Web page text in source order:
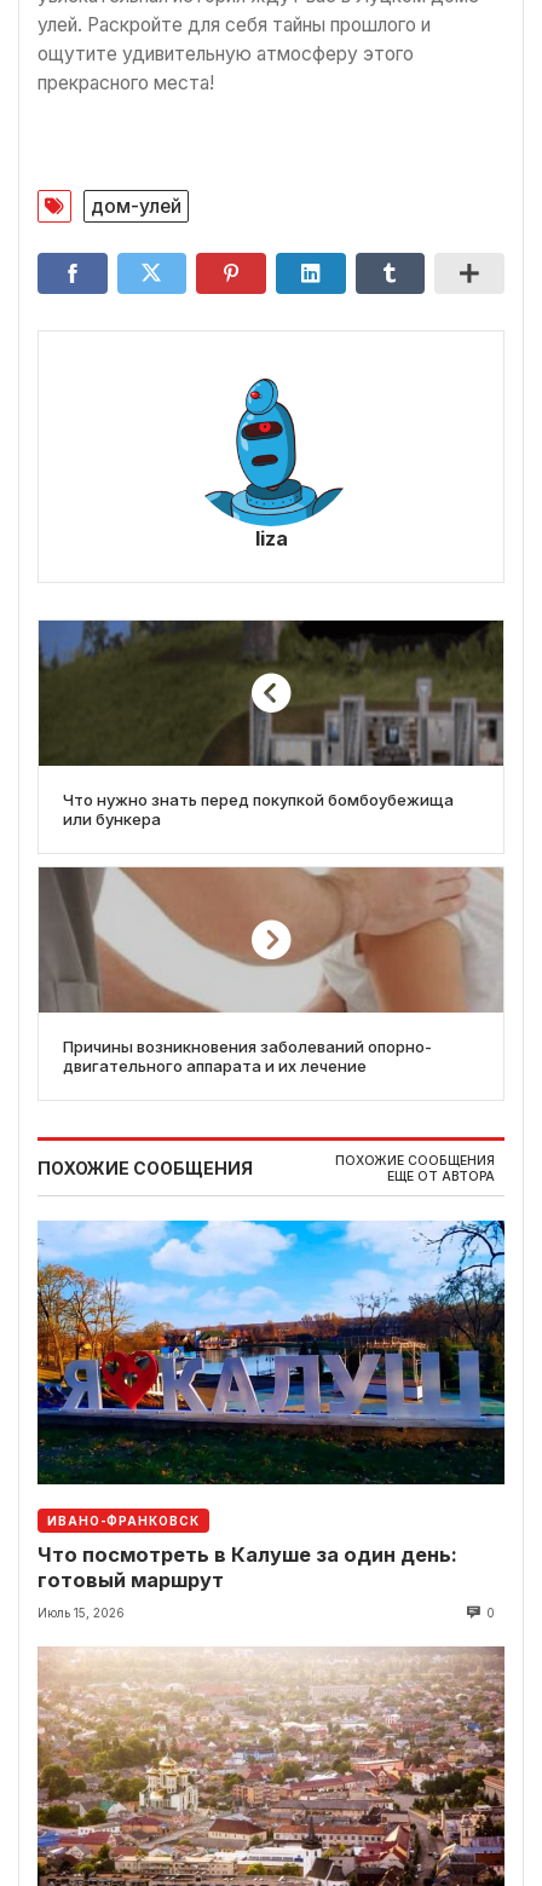
улей. Раскройте для себя тайны прошлого и
ощутите удивительную атмосферу этого
прекрасного места!
дом-улей
liza
Что нужно знать перед покупкой бомбоубежища
или бункера
Причины возникновения заболеваний опорно-
двигательного аппарата и их лечение
ПОХОЖИЕ СООБЩЕНИЯ
ПОХОЖИЕ СООБЩЕНИЯ
ЕЩЕ ОТ АВТОРА
ИВАНО-ФРАНКОВСК
Что посмотреть в Калуше за один день:
готовый маршрут
Июль 15, 2026 0